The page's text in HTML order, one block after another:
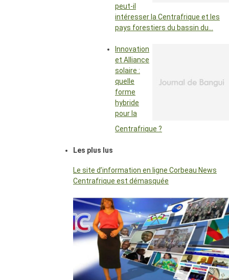
peut-il
intéresser la Centrafrique et les
pays forestiers du bassin du…
Innovation
et Alliance
solaire :
quelle
forme
hybride
pour la
Centrafrique ?
Les plus lus
Le site d’information en ligne Corbeau News
Centrafrique est démasquée